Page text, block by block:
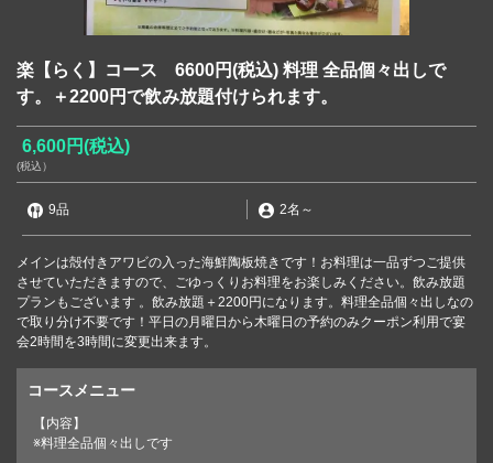
楽【らく】コース 6600円(税込) 料理 全品個々出しで
す。＋2200円で飲み放題付けられます。
6,600円(税込)
(税込）
9品 2名 ～
メインは殻付きアワビの入った海鮮陶板焼きです！お料理は一品ずつご提供
させていただきますので、ごゆっくりお料理をお楽しみください。飲み放題
プランもございます 。飲み放題＋2200円になります。料理全品個々出しなの
で取り分け不要です！平日の月曜日から木曜日の予約のみクーポン利用で宴
会2時間を3時間に変更出来ます。
コースメニュー
【内容】
※料理全品個々出しです